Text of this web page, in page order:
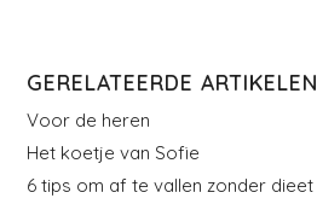
GERELATEERDE ARTIKELEN
Voor de heren
Het koetje van Sofie
6 tips om af te vallen zonder dieet